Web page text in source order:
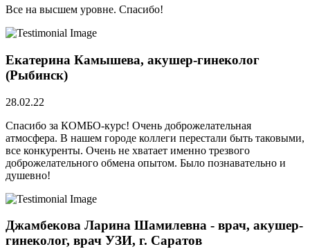
Все на высшем уровне. Спасибо!
Екатерина Камышева, акушер-гинеколог
(Рыбинск)
28.02.22
Спасибо за КОМБО-курс! Очень доброжелательная
атмосфера. В нашем городе коллеги перестали быть таковыми,
все конкуренты. Очень не хватает именно трезвого
доброжелательного обмена опытом. Было познавательно и
душевно!
Джамбекова Ларина Шамилевна - врач, акушер-
гинеколог, врач УЗИ, г. Саратов